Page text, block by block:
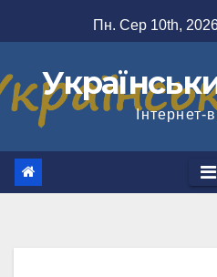
до
Пн. Сер 10th,
Інтернет-